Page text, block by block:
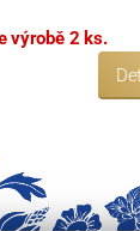
výrobě 2 ks.